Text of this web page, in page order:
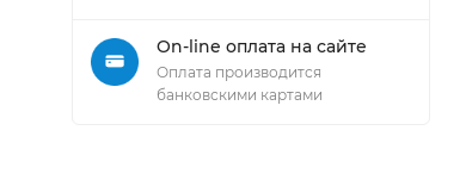
On-line оплата на сайте
Оплата производится
банковскими картами